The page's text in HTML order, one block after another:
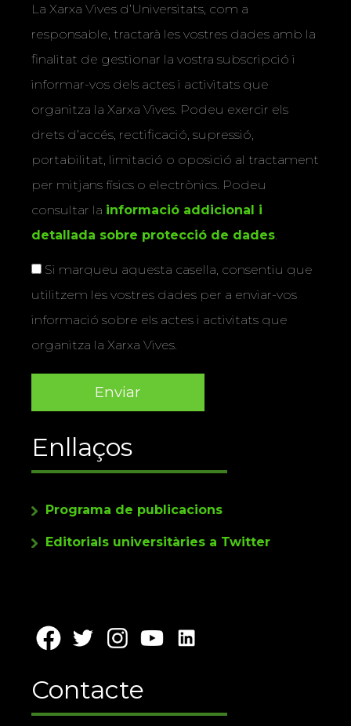
La Xarxa Vives d’Universitats, com a
responsable, tractarà les vostres dades amb la
finalitat de gestionar la vostra subscripció i
informar-vos dels actes i activitats que
organitza la Xarxa Vives. Podeu exercir els
drets d’accés, rectificació, supressió,
portabilitat, limitació o oposició al tractament
per mitjans físics o electrònics. Podeu
consultar la informació addicional i
detallada sobre protecció de dades.
Si marqueu aquesta casella, consentiu que
utilitzem les vostres dades per a enviar-vos
informació sobre els actes i activitats que
organitza la Xarxa Vives.
Enllaços
Programa de publicacions
Editorials universitàries a Twitter
Contacte